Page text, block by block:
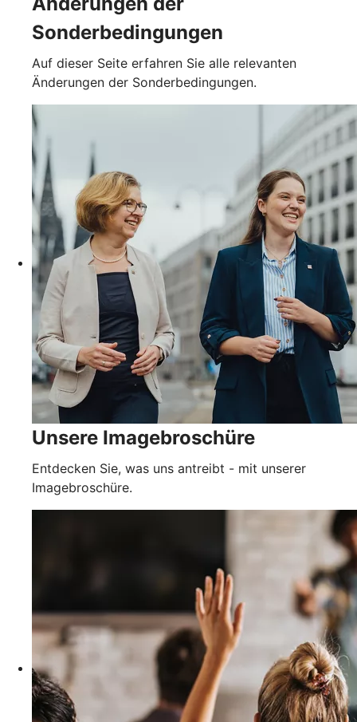
Sonderbedingungen
Auf dieser Seite erfahren Sie alle relevanten
Änderungen der Sonderbedingungen.
Unsere Imagebroschüre
Entdecken Sie, was uns antreibt - mit unserer
Imagebroschüre.